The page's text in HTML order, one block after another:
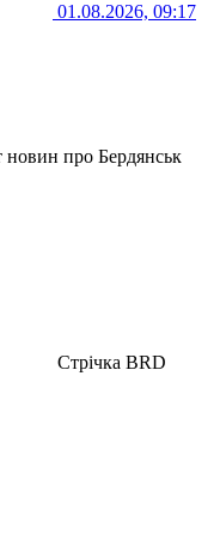
01.08.2026, 09:17
про Бердянськ
Стрічка BRD